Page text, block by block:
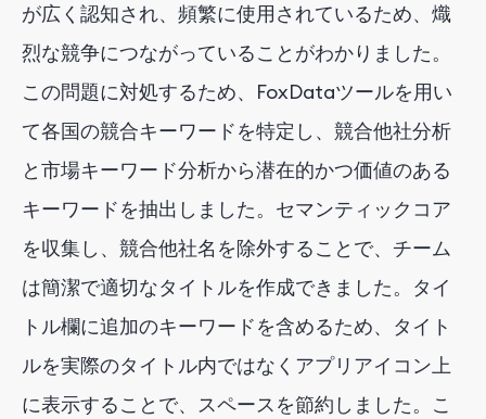
が広く認知され、頻繁に使用されているため、熾
烈な競争につながっていることがわかりました。
この問題に対処するため、FoxDataツールを用い
て各国の競合キーワードを特定し、競合他社分析
と市場キーワード分析から潜在的かつ価値のある
キーワードを抽出しました。セマンティックコア
を収集し、競合他社名を除外することで、チーム
は簡潔で適切なタイトルを作成できました。タイ
トル欄に追加のキーワードを含めるため、タイト
ルを実際のタイトル内ではなくアプリアイコン上
に表示することで、スペースを節約しました。こ